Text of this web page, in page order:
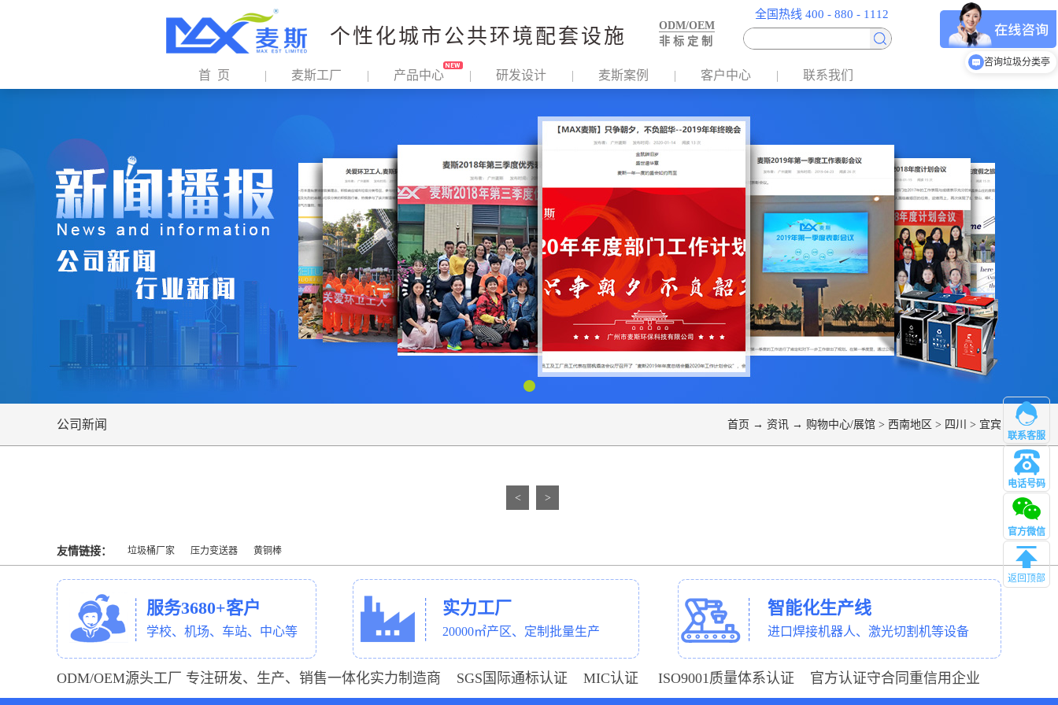
个性化城市公共环境配套设施
ODM/OEM
非 标 定 制
全国热线 400 - 880 - 1112
首 页 麦斯工厂 产品中心 研发设计 麦斯案例 客户中心 联系我们
首页 → 资讯 → 购物中心/展馆 > 西南地区 > 四川 > 宜宾
公司新闻
< >
友情链接： 垃圾桶厂家 压力变送器 黄铜棒
服务3680+客户
学校、机场、车站、中心等
实力工厂
20000㎡产区、定制批量生产
智能化生产线
进口焊接机器人、激光切割机等设备
ODM/OEM源头工厂 专注研发、生产、销售一体化实力制造商 SGS国际通标认证 MIC认证 ISO9001质量体系认证 官方认证守合同重信用企业
联系客服
电话号码
管理
官方微信
返回顶部
咨询垃圾分类亭